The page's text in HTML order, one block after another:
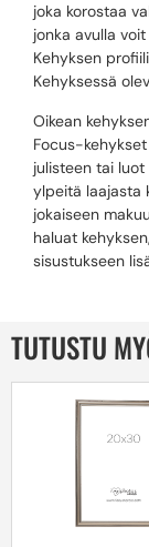
joka korostaa
jonka avulla
Kehyksen
Kehyksessä
Oikean
Focus-
julisteen tai luot
ylpeitä laajasta
jokaiseen
haluat
sisustukseen
TUTUSTU